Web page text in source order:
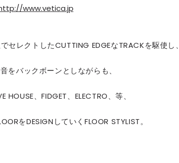
www.vetica.jp
セレクトしたCUTTING EDGEなTRACKを駆使し、
をバックボーンとしながらも、
HOUSE、FIDGET、ELECTRO、等、
をDESIGNしていくFLOOR STYLIST。